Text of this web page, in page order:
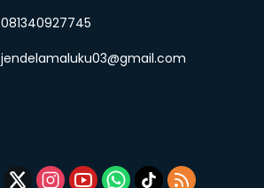
081340927745
jendelamaluku03@gmail.com